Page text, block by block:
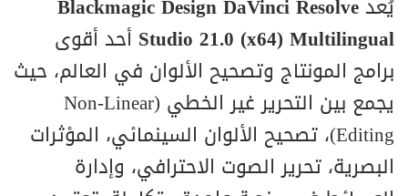
يُعد Blackmagic Design DaVinci Resolve
Studio 21.0 (x64) Multilingual أحد أقوى
برامج المونتاج وتصحيح الألوان في العالم، حيث
يجمع بين التحرير غير الخطي (Non‑Linear
Editing)، تصحيح الألوان السينمائي، المؤثرات
البصرية، تحرير الصوت الاحترافي، وإدارة